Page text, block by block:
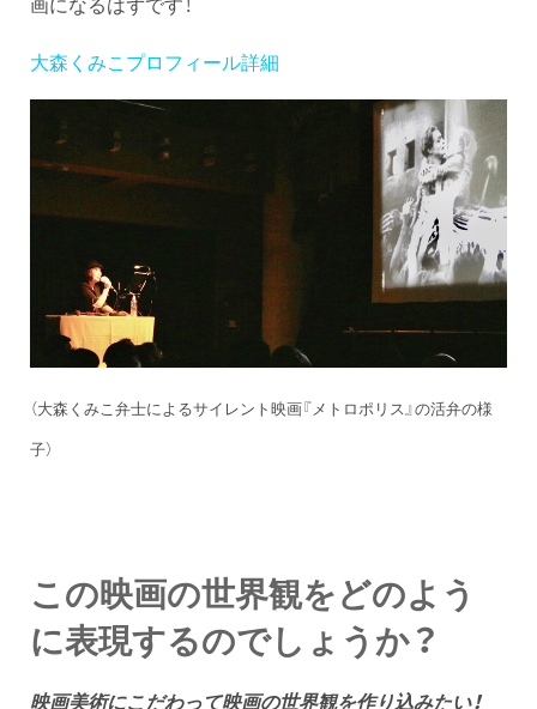
大森くみこプロフィール詳細
（大森くみこ弁士によるサイレント映画『メトロポリス』の活弁の様
子）
この映画の世界観をどのよう
に表現するのでしょうか？
映画美術にこだわって映画の世界観を作り込みたい！